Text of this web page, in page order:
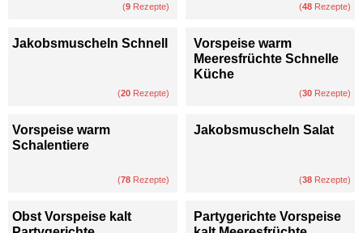
(9 Rezepte) (48 Rezepte)
Jakobsmuscheln Schnell
(20 Rezepte)
Vorspeise warm
Meeresfrüchte Schnelle
Küche
(30 Rezepte)
Vorspeise warm
Schalentiere
(78 Rezepte)
Jakobsmuscheln Salat
(38 Rezepte)
Obst Vorspeise kalt
Partygerichte Vorspeise